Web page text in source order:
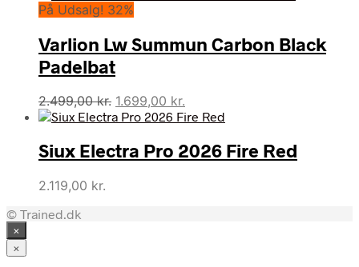
På Udsalg! 32%
Varlion Lw Summun Carbon Black
Padelbat
2.499,00kr. Den
oprindelige
var:
2.499,00 kr..
1.699,00 kr.
aktuelle
er:
1.699,00 kr..
Siux Electra Pro 2026 Fire Red
2.119,00 kr.
© Trained.dk
×
×